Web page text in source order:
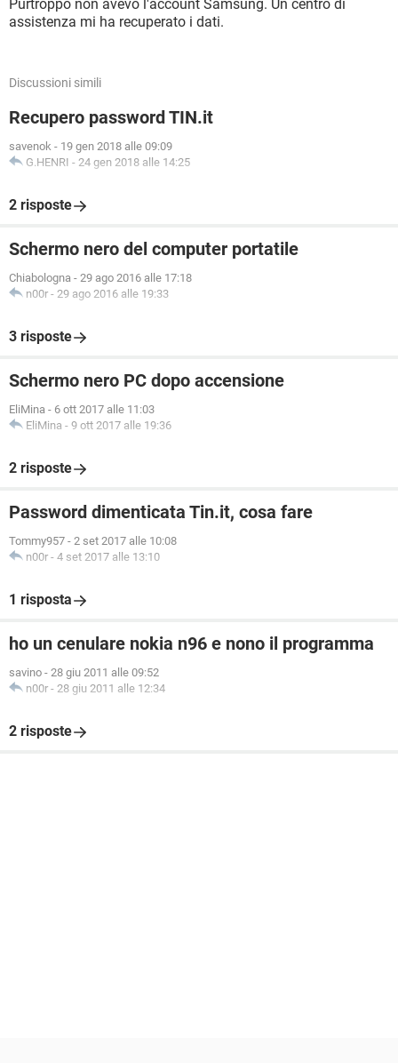
Purtroppo non avevo l'account Samsung. Un centro di
assistenza mi ha recuperato i dati.
Discussioni simili
Recupero password TIN.it
savenok - 19 gen 2018 alle 09:09
G.HENRI - 24 gen 2018 alle 14:25
2 risposte
Schermo nero del computer portatile
Chiabologna - 29 ago 2016 alle 17:18
n00r - 29 ago 2016 alle 19:33
3 risposte
Schermo nero PC dopo accensione
EliMina - 6 ott 2017 alle 11:03
EliMina - 9 ott 2017 alle 19:36
2 risposte
Password dimenticata Tin.it, cosa fare
Tommy957 - 2 set 2017 alle 10:08
n00r - 4 set 2017 alle 13:10
1 risposta
ho un cenulare nokia n96 e nono il programma
savino - 28 giu 2011 alle 09:52
n00r - 28 giu 2011 alle 12:34
2 risposte